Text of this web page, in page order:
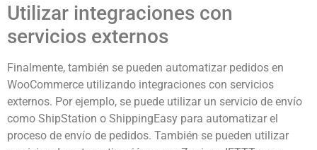
Utilizar integraciones con
servicios externos
Finalmente, también se pueden automatizar pedidos en
WooCommerce utilizando integraciones con servicios
externos. Por ejemplo, se puede utilizar un servicio de envío
como ShipStation o ShippingEasy para automatizar el
proceso de envío de pedidos. También se pueden utilizar